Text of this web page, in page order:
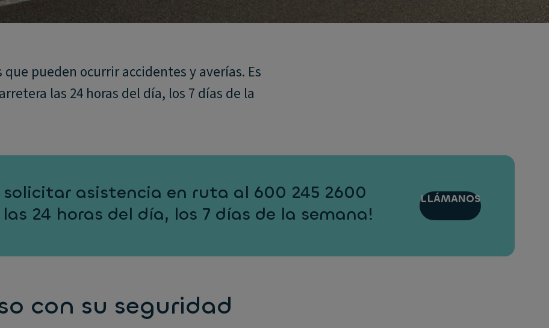
pueden ocurrir accidentes y averías. Es
las 24 horas del día, los 7 días de la
asistencia en ruta al 600 245 2600
las 24 horas del día, los 7 días de la semana!
LLÁMANOS
con su seguridad